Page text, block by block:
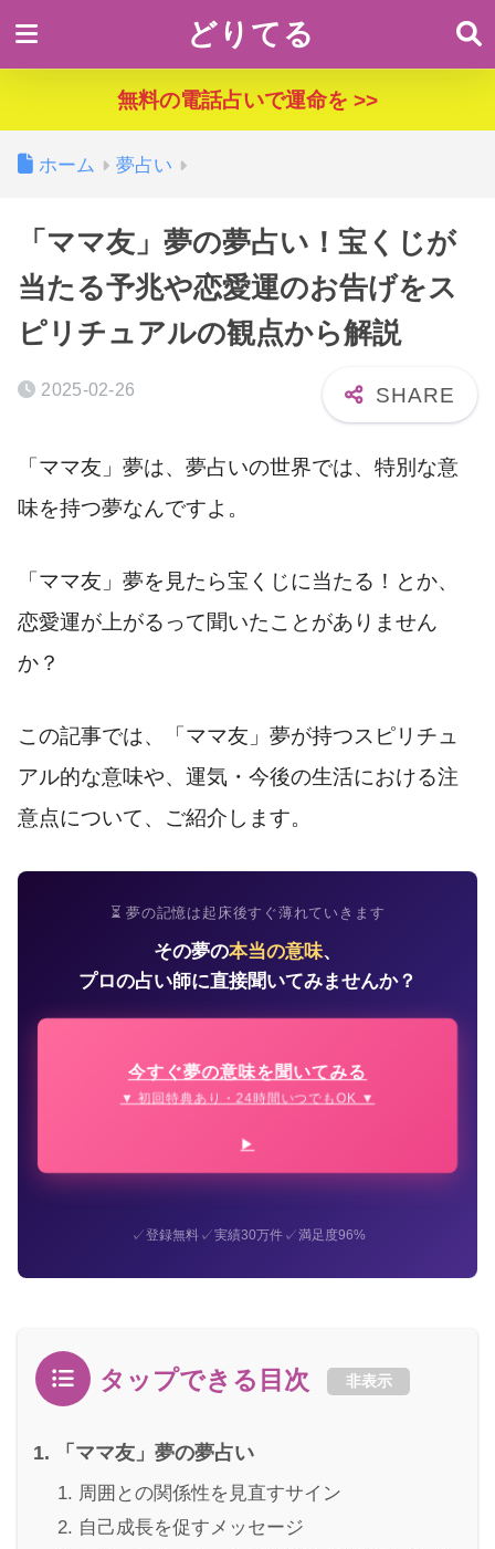
どりてる
無料の電話占いで運命を >>
ホーム 夢占い
「ママ友」夢の夢占い！宝くじが
当たる予兆や恋愛運のお告げをス
ピリチュアルの観点から解説
2025-02-26
「ママ友」夢は、夢占いの世界では、特別な意
味を持つ夢なんですよ。
「ママ友」夢を見たら宝くじに当たる！とか、
恋愛運が上がるって聞いたことがありません
か？
この記事では、「ママ友」夢が持つスピリチュ
アル的な意味や、運気・今後の生活における注
意点について、ご紹介します。
⏳ 夢の記憶は起床後すぐ薄れていきます
その夢の本当の意味、
プロの占い師に直接聞いてみませんか？
今すぐ夢の意味を聞いてみる
▼ 初回特典あり・24時間いつでもOK ▼
✓登録無料✓実績30万件✓満足度96%
タップできる目次 非表示
「ママ友」夢の夢占い
周囲との関係性を見直すサイン
自己成長を促すメッセージ